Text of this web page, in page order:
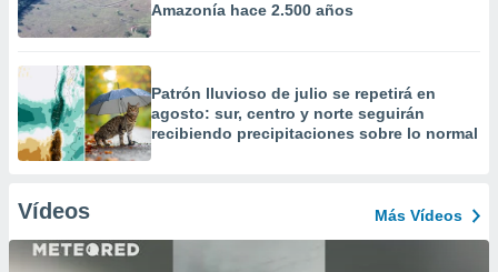
Amazonía hace 2.500 años
Patrón lluvioso de julio se repetirá en
agosto: sur, centro y norte seguirán
recibiendo precipitaciones sobre lo normal
Vídeos Más Vídeos